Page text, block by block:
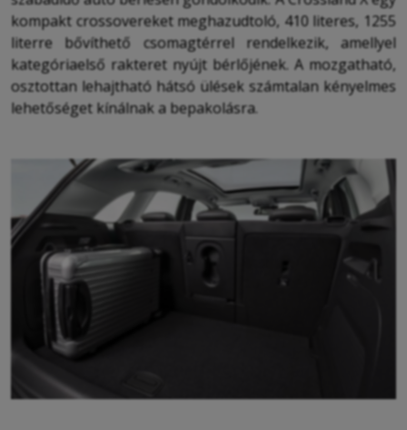
kompakt crossovereket meghazudtoló, 410 literes, 1255
literre bővíthető csomagtérrel rendelkezik, amellyel
kategóriaelső rakteret nyújt bérlőjének. A mozgatható,
osztottan lehajtható hátsó ülések számtalan kényelmes
lehetőséget kínálnak a bepakolásra.